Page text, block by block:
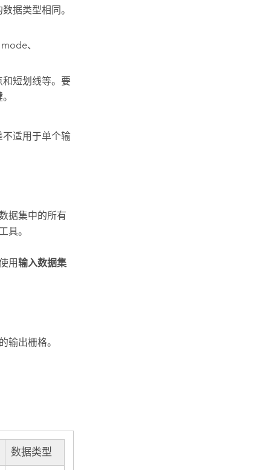
据类型相同。
、
短划线等。要
适用于单个输
据集中的所有
具。
用输入数据集
输出栅格。
数据类型